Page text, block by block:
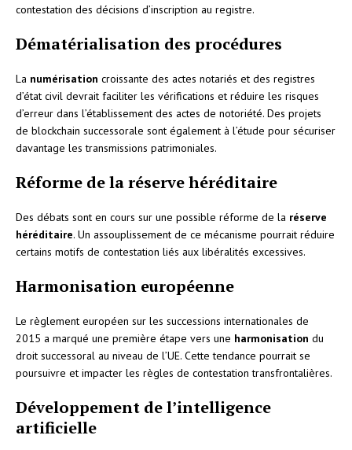
contestation des décisions d’inscription au registre.
Dématérialisation des procédures
La numérisation croissante des actes notariés et des registres
d’état civil devrait faciliter les vérifications et réduire les risques
d’erreur dans l’établissement des actes de notoriété. Des projets
de blockchain successorale sont également à l’étude pour sécuriser
davantage les transmissions patrimoniales.
Réforme de la réserve héréditaire
Des débats sont en cours sur une possible réforme de la réserve
héréditaire. Un assouplissement de ce mécanisme pourrait réduire
certains motifs de contestation liés aux libéralités excessives.
Harmonisation européenne
Le règlement européen sur les successions internationales de
2015 a marqué une première étape vers une harmonisation du
droit successoral au niveau de l’UE. Cette tendance pourrait se
poursuivre et impacter les règles de contestation transfrontalières.
Développement de l’intelligence
artificielle